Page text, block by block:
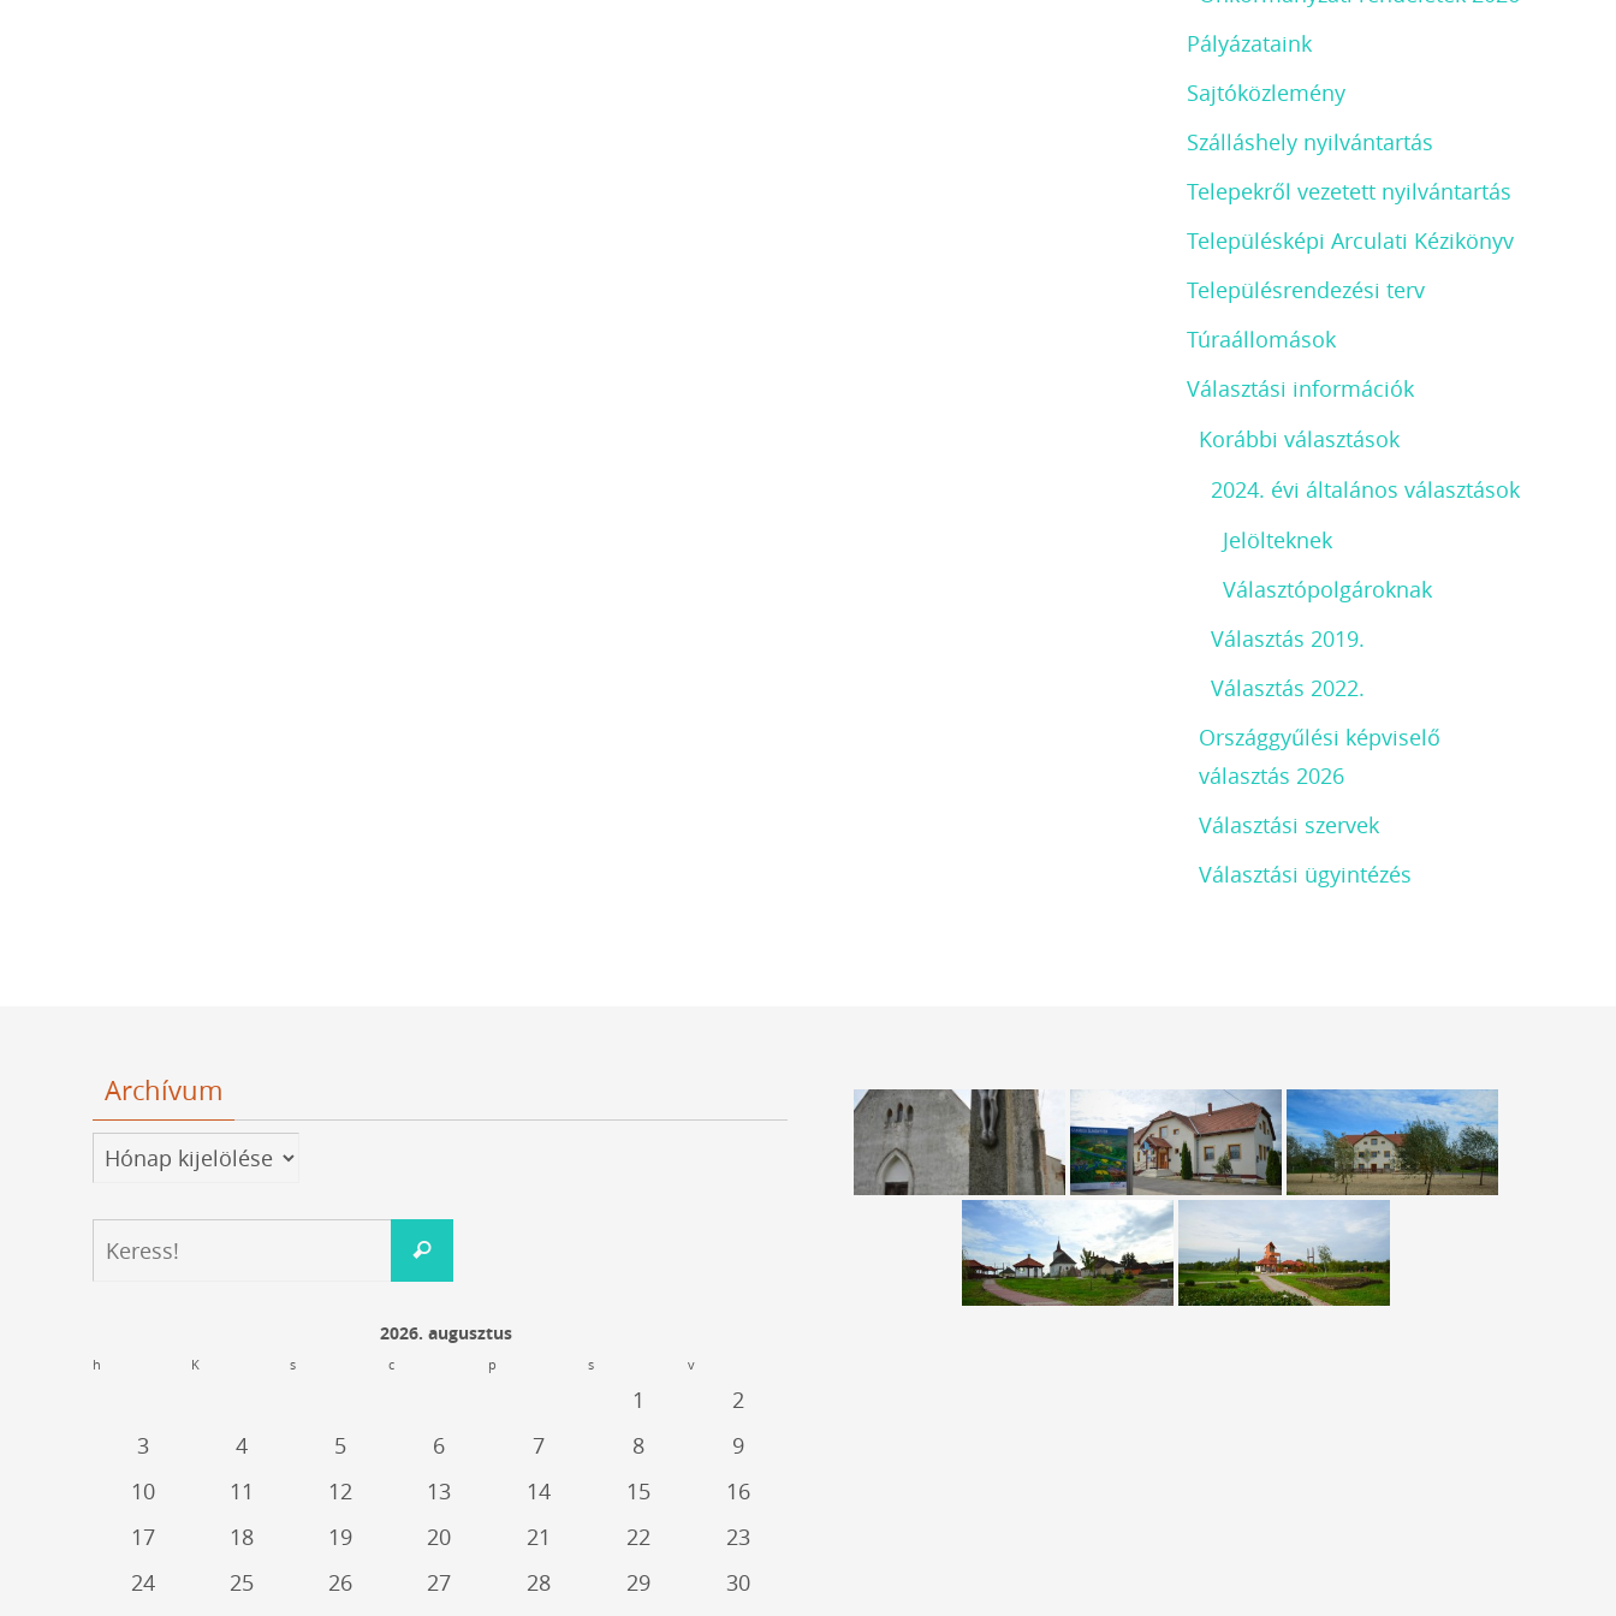
Pályázataink
Sajtóközlemény
Szálláshely nyilvántartás
Telepekről vezetett nyilvántartás
Településképi Arculati Kézikönyv
Településrendezési terv
Túraállomások
Választási információk
Korábbi választások
2024. évi általános választások
Jelölteknek
Választópolgároknak
Választás 2019.
Választás 2022.
Országgyűlési képviselő
választás 2026
Választási szervek
Választási ügyintézés
Archívum
Archívum
Keress!
2026. augusztus
h K s c p s v
1
2
3
4 5 6 7 8
9
10
11 12 13 14 15
16
17
18 19 20 21 22
23
24
25 26 27 28 29
30